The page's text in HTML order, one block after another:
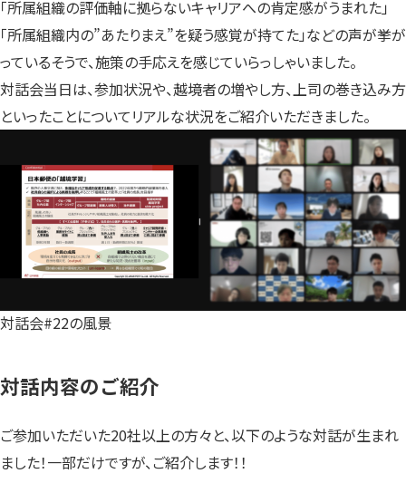
「所属組織の評価軸に拠らないキャリアへの肯定感がうまれた」
「所属組織内の”あたりまえ”を疑う感覚が持てた」などの声が挙が
っているそうで、施策の手応えを感じていらっしゃいました。
対話会当日は、参加状況や、越境者の増やし方、上司の巻き込み方
といったことについてリアルな状況をご紹介いただきました。
対話会#22の風景
対話内容のご紹介
ご参加いただいた20社以上の方々と、以下のような対話が生まれ
ました！一部だけですが、ご紹介します！！